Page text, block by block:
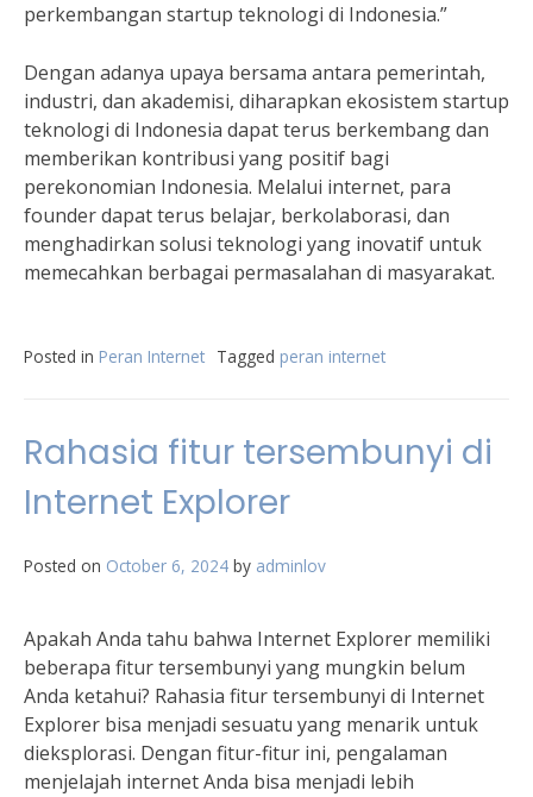
perkembangan startup teknologi di Indonesia.”
Dengan adanya upaya bersama antara pemerintah,
industri, dan akademisi, diharapkan ekosistem startup
teknologi di Indonesia dapat terus berkembang dan
memberikan kontribusi yang positif bagi
perekonomian Indonesia. Melalui internet, para
founder dapat terus belajar, berkolaborasi, dan
menghadirkan solusi teknologi yang inovatif untuk
memecahkan berbagai permasalahan di masyarakat.
Posted in Peran Internet Tagged peran internet
Rahasia fitur tersembunyi di
Internet Explorer
Posted on October 6, 2024 by adminlov
Apakah Anda tahu bahwa Internet Explorer memiliki
beberapa fitur tersembunyi yang mungkin belum
Anda ketahui? Rahasia fitur tersembunyi di Internet
Explorer bisa menjadi sesuatu yang menarik untuk
dieksplorasi. Dengan fitur-fitur ini, pengalaman
menjelajah internet Anda bisa menjadi lebih